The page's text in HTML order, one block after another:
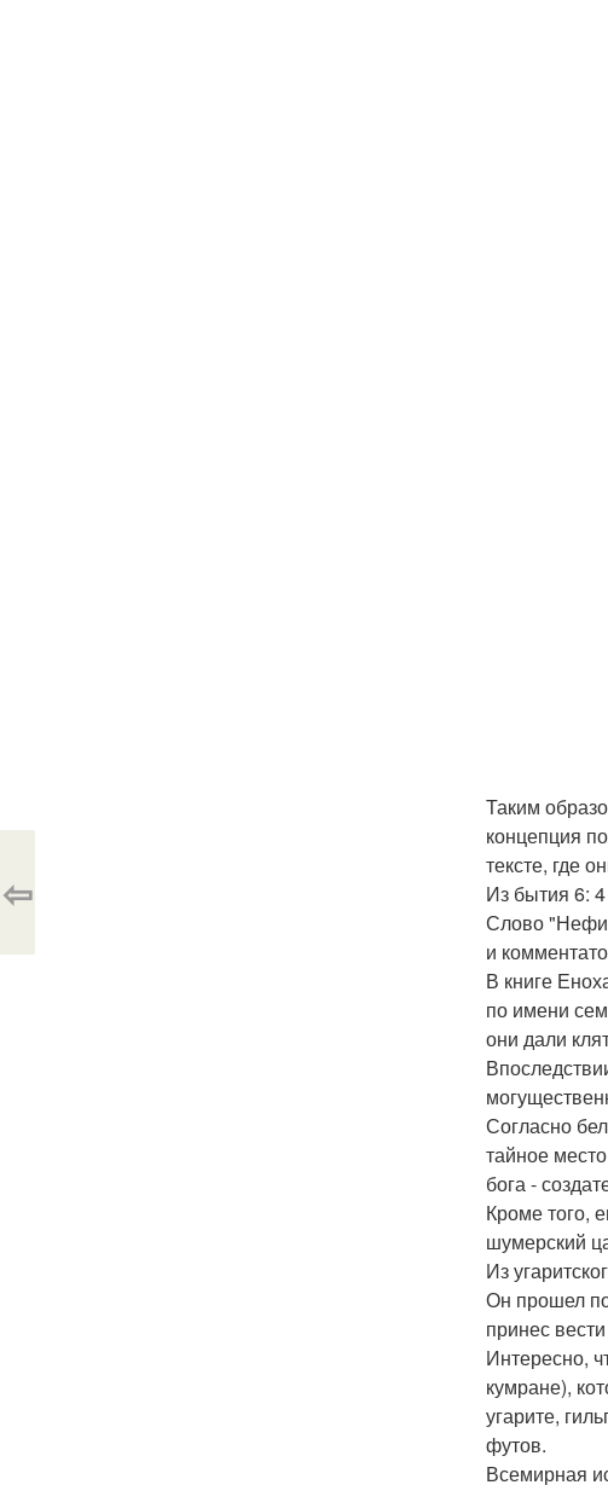
Таким
концепция
тексте, где
Из бытия 6:
Слово
и
В книге
по имени
они дали
Согласно
тайное
бога -
Кроме того,
шумерский
Из
Он прошел
принес
Интересно,
кумране),
угарите,
футов.
Всемирная
⇦